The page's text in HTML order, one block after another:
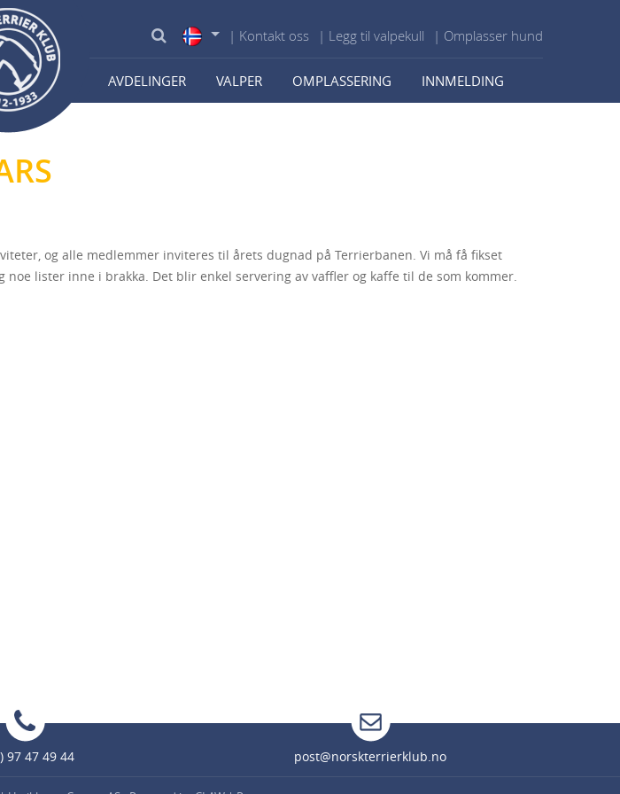
| Kontakt oss | Legg til valpekull | Omplasser hund
AVDELINGER VALPER OMPLASSERING INNMELDING
og alle medlemmer inviteres til årets dugnad på Terrierbanen. Vi må få fikset
noe lister inne i brakka. Det blir enkel servering av vaffler og kaffe til de som kommer.
97 47 49 44 post@norskterrierklub.no